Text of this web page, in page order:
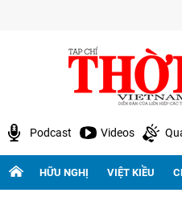
Podcast Videos
HỮU NGHỊ VIỆT KIỀU